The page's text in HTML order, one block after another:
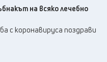
на всяко лечебно
с коронавируса поздрави